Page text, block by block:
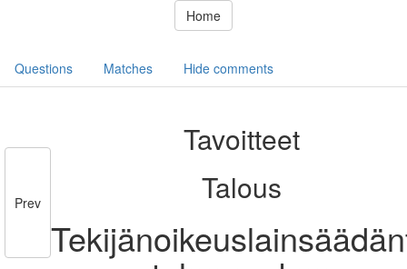
Home
Questions Matches Hide comments
Prev
Tavoitteet
Talous